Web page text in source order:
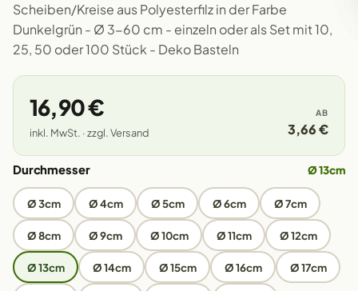
Scheiben/Kreise aus Polyesterfilz in der Farbe
Dunkelgrün - Ø 3-60 cm - einzeln oder als Set mit 10,
25, 50 oder 100 Stück - Deko Basteln
16,90 €
inkl. MwSt. · zzgl. Versand
AB
3,66 €
Durchmesser Ø 13cm
Ø 3cm Ø 4cm Ø 5cm Ø 6cm Ø 7cm
Ø 8cm Ø 9cm Ø 10cm Ø 11cm Ø 12cm
Ø 13cm Ø 14cm Ø 15cm Ø 16cm Ø 17cm